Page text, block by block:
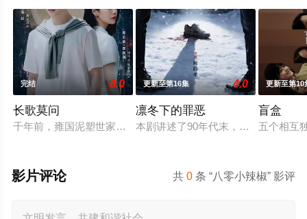
完结 8.0
长歌莫问
千年前，雍国泥塑世家楚门因进贡的“十二生肖”离奇流血炸裂，
更新至第16集 4.0
凛冬下的罪恶
本剧讲述了90年代末，怒河市刑侦支
更新至第10
盲盒
五个相互
共0 条 “八零小辣椒” 影评
影片评论